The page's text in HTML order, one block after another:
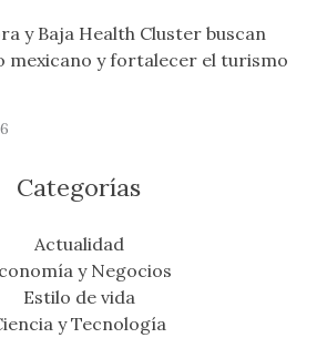
y Baja Health Cluster buscan
y fortalecer el turismo
Categorías
Actualidad
y Negocios
Estilo de vida
y Tecnología